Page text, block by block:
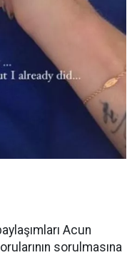
Acun
sorulmasına